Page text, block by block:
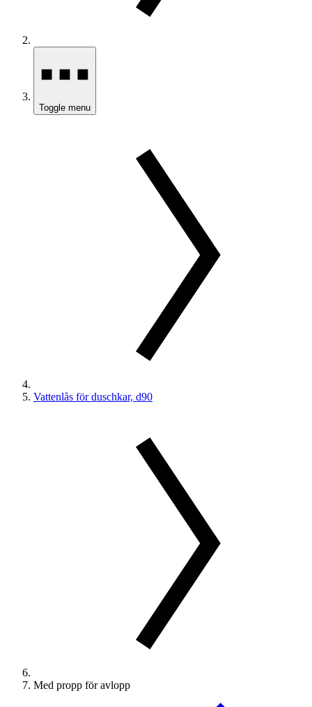
Toggle menu
Vattenlås för duschkar, d90
Med propp för avlopp